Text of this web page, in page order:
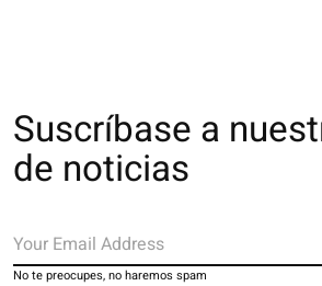
Suscríbase a
de noticias
No te preocupes, no haremos spam